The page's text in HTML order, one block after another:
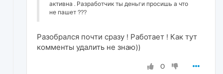
активна . Разработчик ты деньги просишь а что
не пашет ???
Разобрался почти сразу ! Работает ! Как тут
комменты удалить не знаю))
0